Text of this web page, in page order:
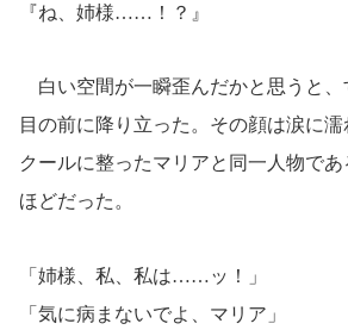
『ね、姉様……！？』
白い空間が一瞬歪んだかと思うと、
目の前に降り立った。その顔は涙に
クールに整ったマリアと同一人物で
ほどだった。
「姉様、私、私は……ッ！」
「気に病まないでよ、マリア」